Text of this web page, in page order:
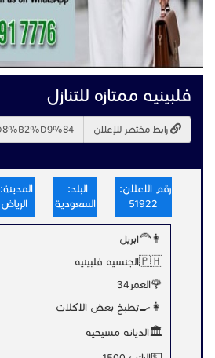
فلبينيه ممتازه للتنازل
رابط مختصر للإعلان
رقم الاعلان:
51922
البلد:
السعودية
المدينة:
الرياض
👩‍🦰ابريل
🇵🇭الجنسيه فلبينيه
🌹العمر34
👩‍🍳تطبخ بعض الاكلات
🏛الديانه مسيحيه